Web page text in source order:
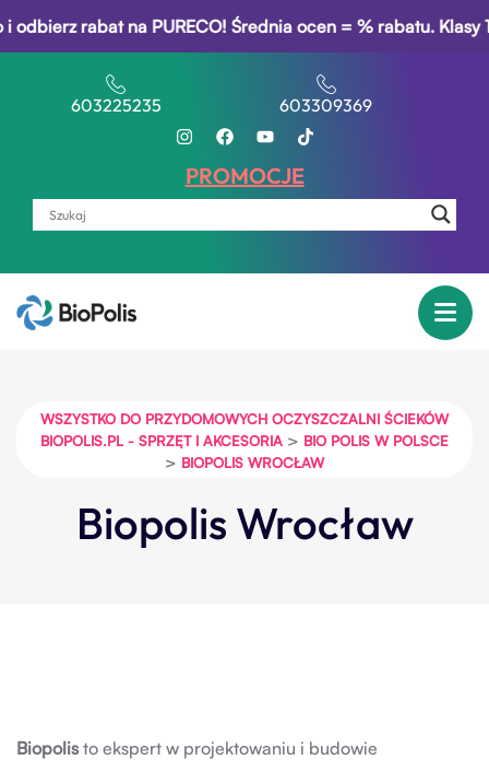
rabat na PURECO! Średnia ocen = % rabatu. Klasy
603225235 603309369
PROMOCJE
WSZYSTKO DO PRZYDOMOWYCH OCZYSZCZALNI ŚCIEKÓW
BIOPOLIS.PL - SPRZĘT I AKCESORIA > BIO POLIS W POLSCE
> BIOPOLIS WROCŁAW
Biopolis Wrocław
Biopolisto ekspert w projektowaniu i budowie